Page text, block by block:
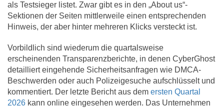
als Testsieger listet. Zwar gibt es in den „About us“-
Sektionen der Seiten mittlerweile einen entsprechenden
Hinweis, der aber hinter mehreren Klicks versteckt ist.
Vorbildlich sind wiederum die quartalsweise
erscheinenden Transparenzberichte, in denen CyberGhost
detailliert eingehende Sicherheitsanfragen wie DMCA-
Beschwerden oder auch Polizeigesuche aufschlüsselt und
kommentiert. Der letzte Bericht aus dem ersten Quartal
2026 kann online eingesehen werden. Das Unternehmen